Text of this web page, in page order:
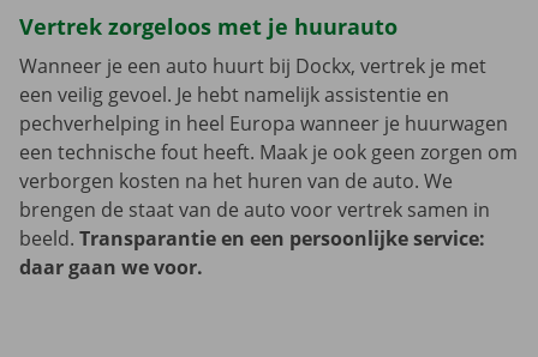
Vertrek zorgeloos met je huurauto
Wanneer je een auto huurt bij Dockx, vertrek je met
een veilig gevoel. Je hebt namelijk assistentie en
pechverhelping in heel Europa wanneer je huurwagen
een technische fout heeft. Maak je ook geen zorgen om
verborgen kosten na het huren van de auto. We
brengen de staat van de auto voor vertrek samen in
beeld. Transparantie en een persoonlijke service:
daar gaan we voor.